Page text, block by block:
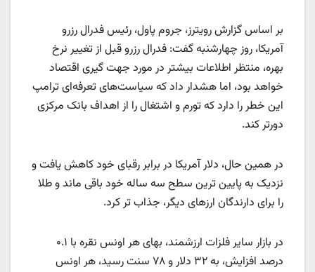
بر اساس گزارش رویترز، جروم پاول، رئیس فدرال رزرو
آمریکا، روز چهارشنبه گفت: فدرال رزرو قبل از تغییر نرخ
بهره، منتظر اطلاعات بیشتر در مورد جهت گیری اقتصاد
خواهد بود، اما هشدار داد که سیاست‌های تعرفه‌ای ترامپ
این خطر را دارد که تورم و اشتغال را از اهداف بانک مرکزی
دورتر کند.
در همین حال، دلار آمریکا در برابر رقبای خود کاهش یافت و
نزدیک به پایین ترین سطح سه ساله خود باقی ماند و طلا
را برای دارندگان ارزهای دیگر، جذاب تر کرد.
در بازار سایر فلزات ارزشمند، بهای هر اونس نقره با ۰.۱
درصد افزایش، به ۳۲ دلار و ۷۸ سنت رسید، هر اونس